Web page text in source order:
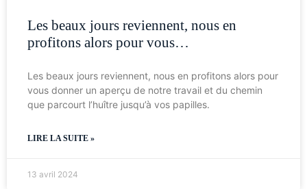
Les beaux jours reviennent, nous en
profitons alors pour vous…
Les beaux jours reviennent, nous en profitons alors pour
vous donner un aperçu de notre travail et du chemin
que parcourt l’huître jusqu’à vos papilles.
LIRE LA SUITE »
13 avril 2024